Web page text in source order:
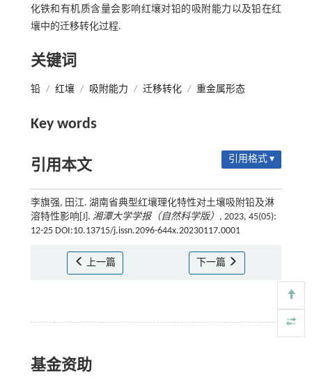
化铁和有机质含量会影响红壤对铅的吸附能力以及铅在红
壤中的迁移转化过程.
关键词
铅 / 红壤 / 吸附能力 / 迁移转化 / 重金属形态
Key words
引用本文 引用格式 ▾
李旗强, 田江. 湖南省典型红壤理化特性对土壤吸附铅及淋
溶特性影响[J]. 湘潭大学学报（自然科学版） , 2023, 45(05):
12-25 DOI:10.13715/j.issn.2096-644x.20230117.0001
上一篇 下一篇
基金资助